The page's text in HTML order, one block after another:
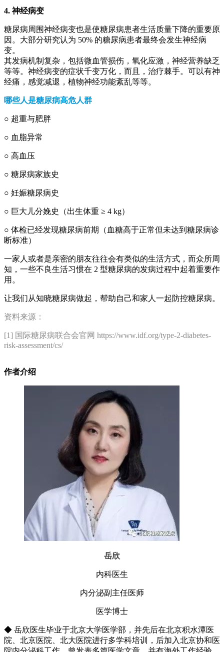
4. 神经病变
糖尿病周围神经病变也是使糖尿病患者生活质量下降的重要原
因。大部分研究认为 50% 的糖尿病患者最终会发生神经病
变。
其发病机制复杂，包括微血管损伤，氧化应激，神经营养缺乏
等等。神经病变的症状千变万化，而且，治疗棘手。可以有神
经痛，感觉减退，植物神经功能紊乱等等。
哪些人是糖尿病高危人群
○ 超重与肥胖
○ 血脂异常
○ 高血压
○ 糖尿病家族史
○ 妊娠糖尿病史
○ 巨大儿分娩史（出生体重 ≥ 4 kg）
○ 体检已经发现糖尿病前期（血糖高于正常但未达到糖尿病诊
断标准）
一家人或者是亲密的朋友往往会有类似的生活方式，而众所周
知，一些不良生活习惯在 2 型糖尿病的发病过程中起着重要作
用。
让我们从知晓糖尿病做起，帮助自己和家人一起防控糖尿病。
资料来源：
[1] 国际糖尿病联合会官网 https://www.idf.org/type-2-diabetes-
risk-assessment/cs/
作者介绍
岳欣
内科医生
内分泌副主任医师
医学博士
◆ 岳欣医生毕业于北京大学医学部，并先后在北京积水潭医
院、北京医院、北大医院进行多学科培训，后加入北京协和医